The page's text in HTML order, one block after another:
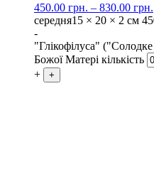
450.00 грн. – 830.00 грн.
середня15 × 20 × 2 см
-
"Глікофілуса"
Божої Матері кількість
+
+